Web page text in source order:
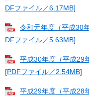
DFファイル／6.17MB]
令和元年度（平成30
DFファイル／5.63MB]
平成30年度（平成29
[PDFファイル／2.54MB]
平成29年度（平成28